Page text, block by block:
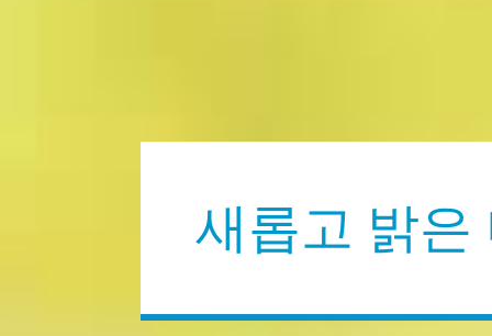
새롭고 밝은